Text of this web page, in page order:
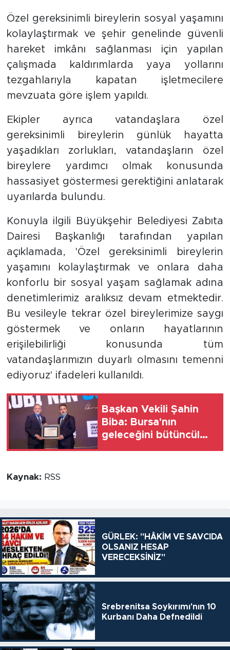
Özel gereksinimli bireylerin sosyal yaşamını
kolaylaştırmak ve şehir genelinde güvenli
hareket imkânı sağlanması için yapılan
çalışmada kaldırımlarda yaya yollarını
tezgahlarıyla kapatan işletmecilere
mevzuata göre işlem yapıldı.
Ekipler ayrıca vatandaşlara özel
gereksinimli bireylerin günlük hayatta
yaşadıkları zorlukları, vatandaşların özel
bireylere yardımcı olmak konusunda
hassasiyet göstermesi gerektiğini anlatarak
uyarılarda bulundu.
Konuyla ilgili Büyükşehir Belediyesi Zabıta
Dairesi Başkanlığı tarafından yapılan
açıklamada, 'Özel gereksinimli bireylerin
yaşamını kolaylaştırmak ve onlara daha
konforlu bir sosyal yaşam sağlamak adına
denetimlerimiz aralıksız devam etmektedir.
Bu vesileyle tekrar özel bireylerimize saygı
göstermek ve onların hayatlarının
erişilebilirliği konusunda tüm
vatandaşlarımızın duyarlı olmasını temenni
ediyoruz' ifadeleri kullanıldı.
Başkan Vekili Şahin
Biba: Bursa'nın
geleceğini bütüncül
Kaynak: RSS
GÜRLEK: "HÂKİM VE SAVCIDA
OLSANIZ HESAP
VERECEKSİNİZ"
Srebrenitsa Soykırımı'nın 10
Kurbanı Daha Defnedildi